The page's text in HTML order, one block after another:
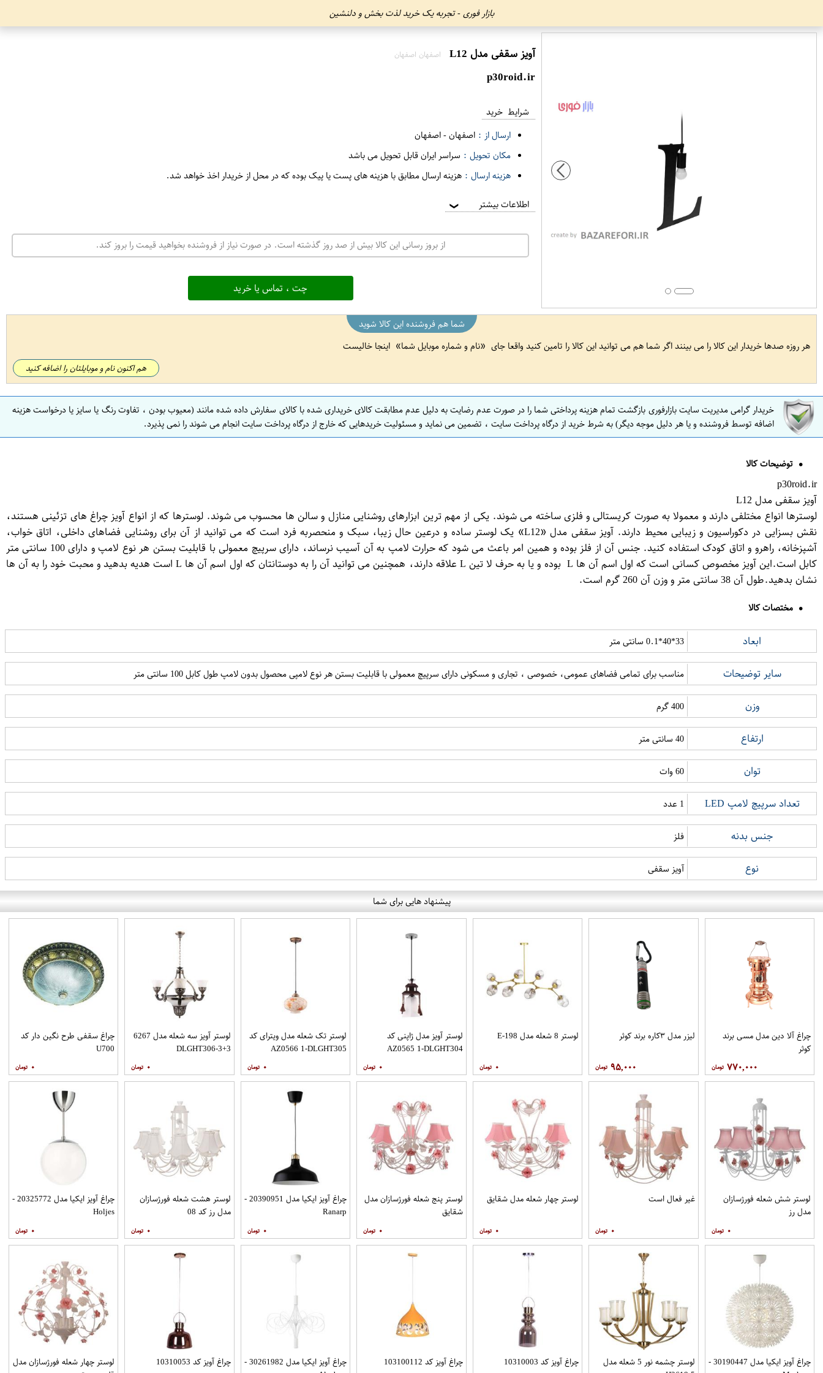
بازار فوری - تجربه یک خرید لذت بخش و دلنشین
آویز سقفی مدل L12 اصفهان اصفهان
p30roid.ir
شرایط خرید
ارسال از : اصفهان-اصفهان
مکان تحویل : سراسر ایران قابل تحویل می باشد
هزینه ارسال : هزینه ارسال مطابق با هزینه های پست یا پیک بوده که در محل از خریدار اخذ خواهد شد.
اطلاعات بیشتر ❯
از بروز رسانی این کالا بیش از صد روز گذشته است. در صورت نیاز از فروشنده بخواهید قیمت را بروز کند.
چت ، تماس یا خرید
شما هم فروشنده این کالا شوید
هر روزه صدها خریدار این کالا را می بینند اگر شما هم می توانید این کالا را تامین کنید واقعا جای
نام و شماره موبایل شما اینجا خالیست
هم اکنون نام و موبایلتان را اضافه کنید
خریدار گرامی مدیریت سایت بازارفوری بازگشت تمام هزینه پرداختی شما را در صورت عدم رضایت به دلیل عدم مطابقت کالای خریداری شده با کالای سفارش داده شده مانند (معیوب بودن ، تفاوت رنگ یا سایز یا درخواست هزینه
اضافه توسط فروشنده و یا هر دلیل موجه دیگر) به شرط خرید از درگاه پرداخت سایت ، تضمین می نماید و مسئولیت خریدهایی که خارج از درگاه پرداخت سایت انجام می شوند را نمی پذیرد.
توضیحات کالا
p30roid.ir
آویز سقفی مدل L12
لوسترها انواع مختلفی دارند و معمولا به صورت کریستالی و فلزی ساخته می شوند. یکی از مهم ترین ابزارهای روشنایی منازل و سالن ها محسوب می شوند. لوسترها که از انواع آویز چراغ های تزئینی هستند،
نقش بسزایی در دکوراسیون و زیبایی محیط دارند. آویز سقفی مدل «L12» یک لوستر ساده و درعین حال زیبا، سبک و منحصربه فرد است که می توانید از آن برای روشنایی فضاهای داخلی، اتاق خواب،
آشپزخانه، راهرو و اتاق کودک استفاده کنید. جنس آن از فلز بوده و همین امر باعث می شود که حرارت لامپ به آن آسیب نرساند، دارای سرپیچ معمولی با قابلیت بستن هر نوع لامپ و دارای 100 سانتی متر
کابل است.این آویز مخصوص کسانی است که اول اسم آن ها L بوده و یا به حرف لا تین L علاقه دارند، همچنین می توانید آن را به دوستانتان که اول اسم آن ها L است هدیه بدهید و محبت خود را به آن ها
نشان بدهید.طول آن 38 سانتی متر و وزن آن 260 گرم است.
مختصات کالا
ابعاد 33*40*0.1 سانتی متر
سایر توضیحات مناسب برای تمامی فضاهای عمومی، خصوصی ، تجاری و مسکونی دارای سرپیچ معمولی با قابلیت بستن هر نوع لامپی محصول بدون لامپ طول کابل 100 سانتی متر
وزن 400 گرم
ارتفاع 40 سانتی متر
توان 60 وات
تعداد سرپیچ لامپ LED 1 عدد
جنس بدنه فلز
نوع آویز سقفی
پیشنهاد هایی برای شما
چراغ آلا دین مدل مسی برند
کوثر
۷۷۰,۰۰۰
لیزر مدل ۳کاره برند کوثر
۹۵,۰۰۰
لوستر 8 شعله مدل E-198
۰
لوستر آویز مدل ژاپنی کد
AZ0565 1-DLGHT304
۰
لوستر تک شعله مدل ویترای کد
AZ0566 1-DLGHT305
۰
لوستر آویز سه شعله مدل 6267
3+3-DLGHT306
۰
چراغ سقفی طرح نگین دار کد
U700
۰
لوستر شش شعله فورژسازان
مدل رز
۰
غیر فعال است
۰
لوستر چهار شعله مدل شقایق
۰
لوستر پنج شعله فورژسازان مدل
شقایق
۰
چراغ آویز ایکیا مدل 20390951 -
Ranarp
۰
لوستر هشت شعله فورژسازان
مدل رز کد 08
۰
چراغ آویز ایکیا مدل 20325772 -
Holjes
۰
چراغ آویز ایکیا مدل 30190447 -
لوستر چشمه نور 5 شعله مدل
چراغ آویز کد 10310003 چراغ آویز کد 103100112
چراغ آویز ایکیا مدل 30261982 -
چراغ آویز کد 10310053
لوستر چهار شعله فورژسازان مدل